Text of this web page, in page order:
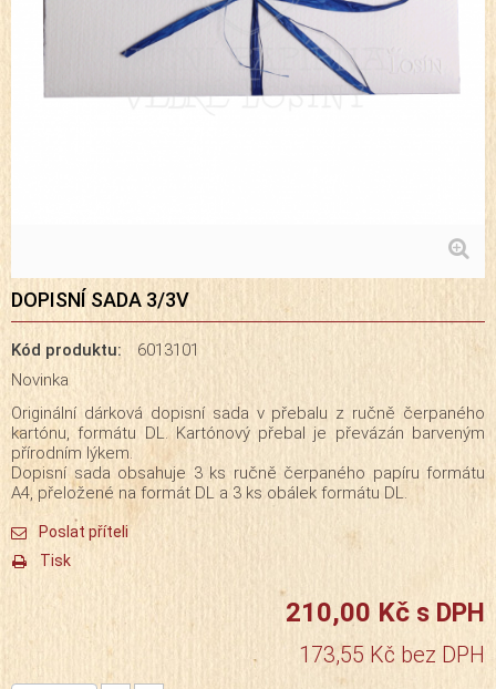
DOPISNÍ SADA 3/3V
Kód produktu:
6013101
Novinka
Originální dárková dopisní sada v přebalu z ručně čerpaného
kartónu, formátu DL. Kartónový přebal je převázán barveným
přírodním lýkem.
Dopisní sada obsahuje 3 ks ručně čerpaného papíru formátu
A4, přeložené na formát DL a 3 ks obálek formátu DL.
Poslat příteli
Tisk
210,00 Kč s DPH
173,55 Kč bez DPH